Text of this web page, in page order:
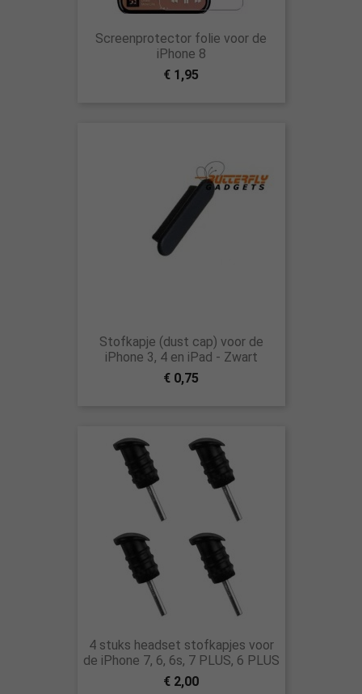
Screenprotector folie voor de
iPhone 8
€ 1,95
Stofkapje (dust cap) voor de
iPhone 3, 4 en iPad - Zwart
€ 0,75
4 stuks headset stofkapjes voor
de iPhone 7, 6, 6s, 7 PLUS, 6 PLUS
€ 2,00